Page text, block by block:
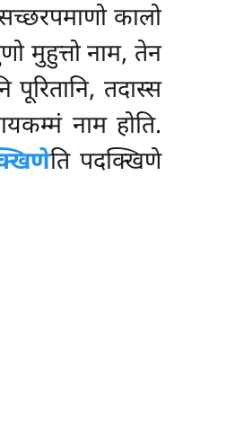
कालो
मुहुत्तो नाम, तेन
पूरितानि, तदास्स
नाम होति.
ति पदक्खिणे